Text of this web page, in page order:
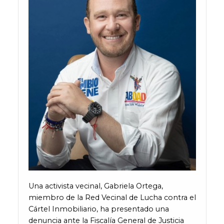
Una activista vecinal, Gabriela Ortega,
miembro de la Red Vecinal de Lucha contra el
Cártel Inmobiliario, ha presentado una
denuncia ante la Fiscalía General de Justicia